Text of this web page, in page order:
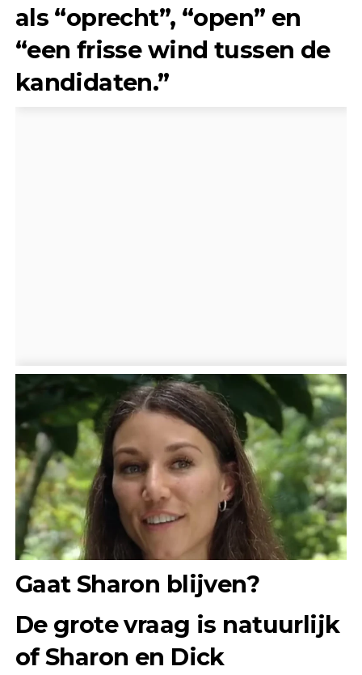
als “oprecht”, “open” en
“een frisse wind tussen de
kandidaten.”
Gaat Sharon blijven?
De grote vraag is natuurlijk
of Sharon en Dick